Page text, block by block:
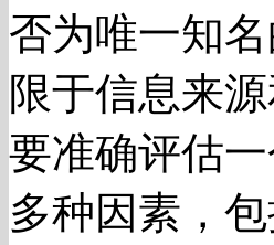
否为唯一知
限于信息来
要准确评估
多种因素，